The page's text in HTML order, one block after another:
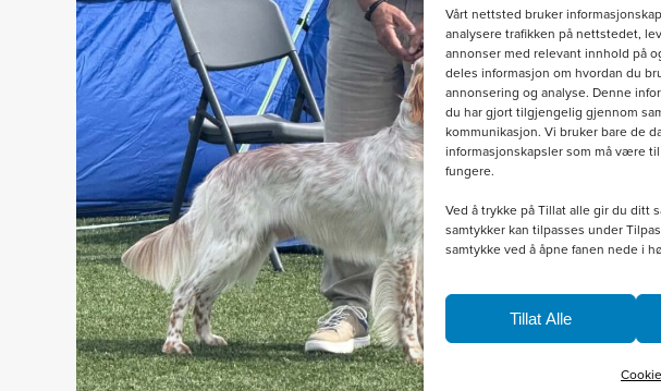
Vårt nettsted bruker
analysere trafikken på nettstedet,
annonser med relevant innhold på
deles informasjon om hvordan du
annonsering og analyse. Denne
du har gjort tilgjengelig gjennom
kommunikasjon. Vi bruker bare de
informasjonskapsler som må være
fungere.
Ved å trykke på Tillat alle gir du ditt
samtykker kan tilpasses under
samtykke ved å åpne fanen nede i
Tillat Alle